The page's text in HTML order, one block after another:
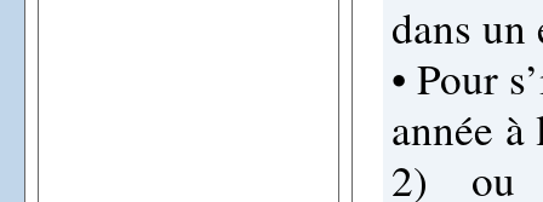
dans
• Pour
année
2) ou